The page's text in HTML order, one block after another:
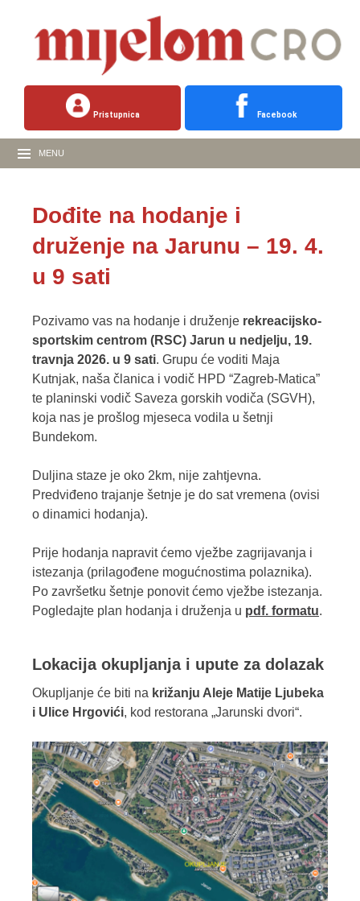
Pristupnica Facebook
MENU
Dođite na hodanje i
druženje na Jarunu – 19. 4.
u 9 sati
Pozivamo vas na hodanje i druženje rekreacijsko-
sportskim centrom (RSC) Jarun u nedjelju, 19.
travnja 2026. u 9 sati. Grupu će voditi Maja
Kutnjak, naša članica i vodič HPD “Zagreb-Matica”
te planinski vodič Saveza gorskih vodiča (SGVH),
koja nas je prošlog mjeseca vodila u šetnji
Bundekom.
Duljina staze je oko 2km, nije zahtjevna.
Predviđeno trajanje šetnje je do sat vremena (ovisi
o dinamici hodanja).
Prije hodanja napravit ćemo vježbe zagrijavanja i
istezanja (prilagođene mogućnostima polaznika).
Po završetku šetnje ponovit ćemo vježbe istezanja.
Pogledajte plan hodanja i druženja u pdf. formatu.
Lokacija okupljanja i upute za dolazak
Okupljanje će biti na križanju Aleje Matije Ljubeka
i Ulice Hrgovići, kod restorana „Jarunski dvori“.